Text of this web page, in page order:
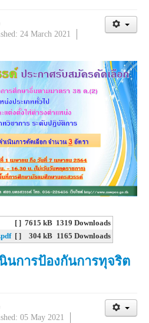
24 March 2021
[ ] 7615 kB 1319 Downloads
[ ] 304 kB 1165 Downloads
นการป้องกันการทุจริต
05 May 2021